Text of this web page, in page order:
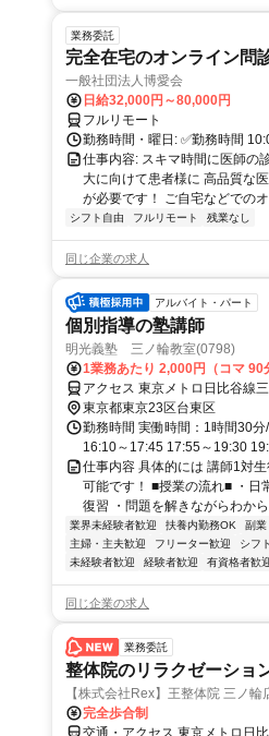
業務委託
完全在宅のオンライン問
一般社団法人博愛会
日給32,000円～80,000円
フルリモート
勤務時間・曜日: ✅勤務時間
仕事内容: スキマ時間に医師の
大に向けて患者様に 高品質な
が必要です！ ご自宅などでの
シフト自由 フルリモート 残業なし
同じ企業の求人
アルバイト・パート
個別指導の塾講師
明光義塾 三ノ輪教室(0798)
1業務あたり 2,000円（コマ 90
アクセス 東京メトロ日比谷線
東京都東京23区台東区
勤務時間 実働時間：1時間30分
16:10～17:45 17:55～19:30
仕事内容 具体的には 講師1対
可能です！ ■授業の流れ■ ・日
復習 ・問題を解きながらわか
業界未経験者歓迎 扶養内勤務OK 副業
主婦・主夫歓迎
フリーター歓迎 シフ
未経験者歓迎
経験者歓迎 有資格者歓
同じ企業の求人
業務委託
整体院のリラクゼーショ
【株式会社Rex】王整体院 三ノ輪
完全歩合制
交通・アクセス 東京メトロ日